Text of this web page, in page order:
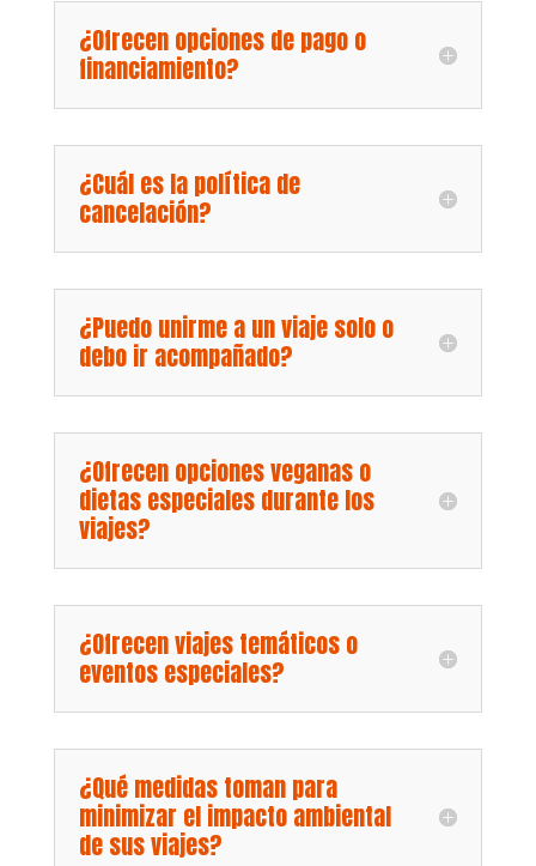
¿Ofrecen opciones de pago o
financiamiento?
¿Cuál es la política de
cancelación?
¿Puedo unirme a un viaje solo o
debo ir acompañado?
¿Ofrecen opciones veganas o
dietas especiales durante los
viajes?
¿Ofrecen viajes temáticos o
eventos especiales?
¿Qué medidas toman para
minimizar el impacto ambiental
de sus viajes?